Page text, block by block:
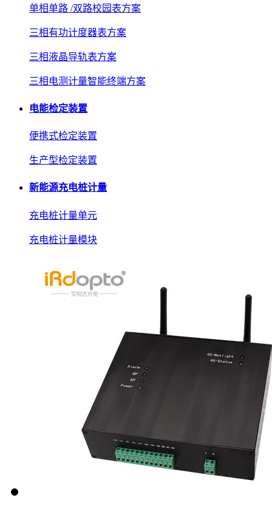
单相单路 /双路校园表方案
三相有功计度器表方案
三相液晶导轨表方案
三相电测计量智能终端方案
电能检定装置
便携式检定装置
生产型检定装置
新能源充电桩计量
充电桩计量单元
充电桩计量模块